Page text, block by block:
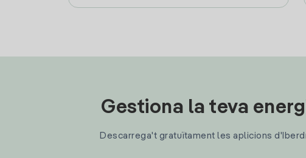
Gestiona la teva
Descarrega't gratuïtament les aplicions